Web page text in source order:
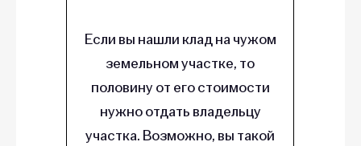
Если вы нашли клад на чужом
земельном участке, то
половину от его стоимости
нужно отдать владельцу
участка. Возможно, вы такой